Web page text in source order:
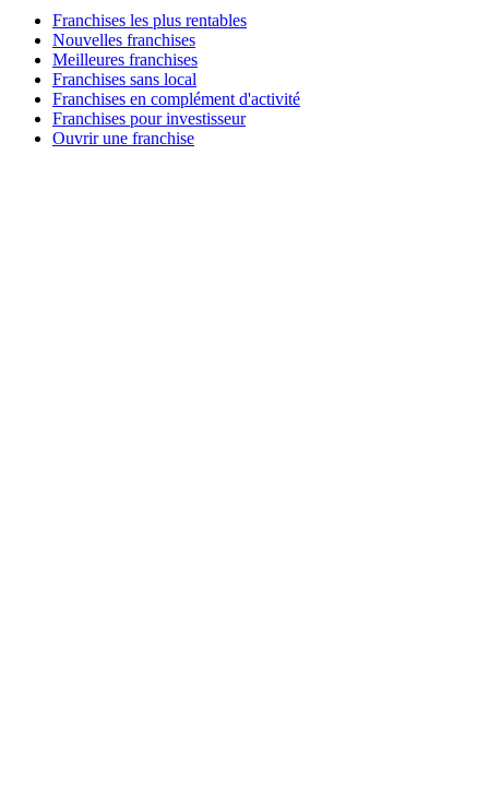
Franchises les plus rentables
Nouvelles franchises
Meilleures franchises
Franchises sans local
Franchises en complément d'activité
Franchises pour investisseur
Ouvrir une franchise